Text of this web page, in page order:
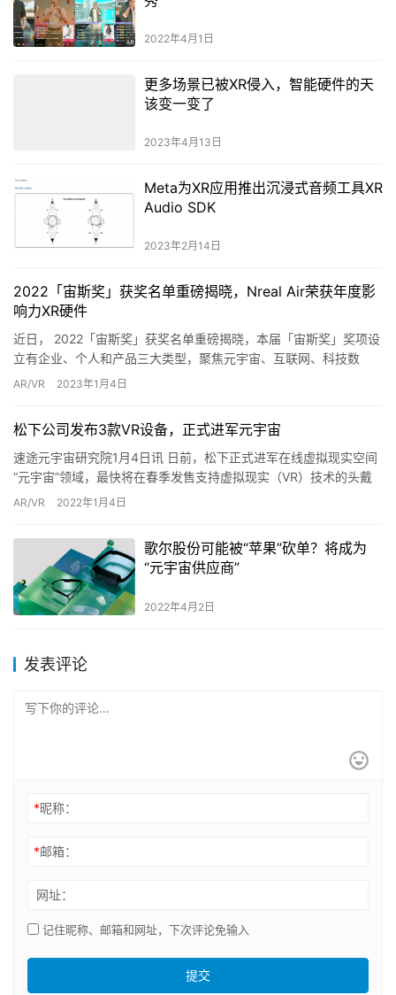
2022年4月1日
更多场景已被XR侵入，智能硬件的天
该变一变了
2023年4月13日
Meta为XR应用推出沉浸式音频工具XR
Audio SDK
2023年2月14日
2022「宙斯奖」获奖名单重磅揭晓，Nreal Air荣获年度影
响力XR硬件
近日， 2022「宙斯奖」获奖名单重磅揭晓，本届「宙斯奖」奖项设
立有企业、个人和产品三大类型，聚焦元宇宙、互联网、科技数
码、人工智能等赛道，旨在展示各个领域优质企业与企业领军者风
AR/VR 2023年1月4日
松下公司发布3款VR设备，正式进军元宇宙
速途元宇宙研究院1月4日讯 日前，松下正式进军在线虚拟现实空间
“元宇宙”领域，最快将在春季发售支持虚拟现实（VR）技术的头戴
式显示设备、麦克风等3款产品，力争开拓新需求。 松下发布…
AR/VR 2022年1月4日
歌尔股份可能被“苹果”砍单？将成为
“元宇宙供应商”
2022年4月2日
发表评论
*昵称：
*邮箱：
网址：
记住昵称、邮箱和网址，下次评论免输入
提交